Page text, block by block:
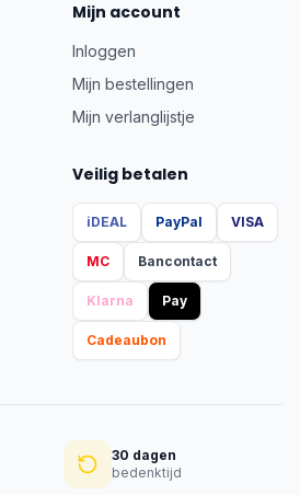
Mijn account
Inloggen
Mijn bestellingen
Mijn verlanglijstje
Veilig betalen
iDEAL PayPal VISA
MC Bancontact
Klarna Pay
Cadeaubon
30 dagen
bedenktijd